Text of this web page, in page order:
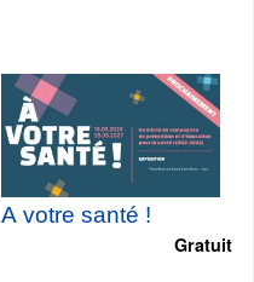
A votre santé !
Gratuit